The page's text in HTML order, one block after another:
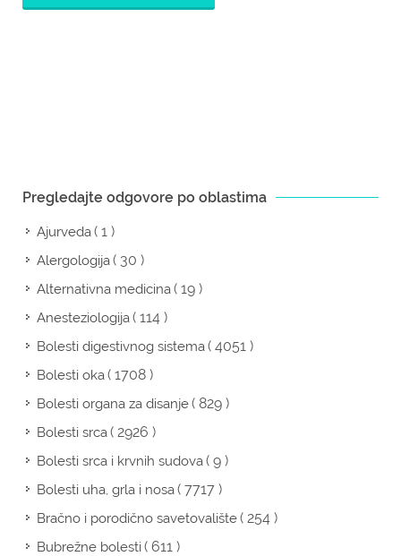
Pregledajte odgovore po oblastima
Ajurveda( 1 )
Alergologija( 30 )
Alternativna medicina( 19 )
Anesteziologija( 114 )
Bolesti digestivnog sistema( 4051 )
Bolesti oka( 1708 )
Bolesti organa za disanje( 829 )
Bolesti srca( 2926 )
Bolesti srca i krvnih sudova( 9 )
Bolesti uha, grla i nosa( 7717 )
Bračno i porodično savetovalište( 254 )
Bubrežne bolesti( 611 )